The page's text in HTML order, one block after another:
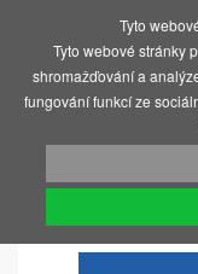
ÚVOD SOS
Tyto
Tyto webové stránky
shromažďování a
fungování funkcí ze